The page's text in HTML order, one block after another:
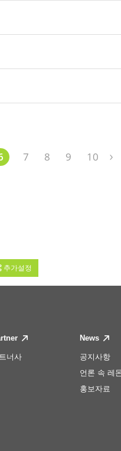
7 8 9 10
추가설정
너사
News
공지사항
언론 속 레
홍보자료